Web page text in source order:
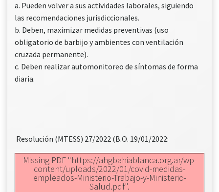
a. Pueden volver a sus actividades laborales, siguiendo
las recomendaciones jurisdiccionales.
b. Deben, maximizar medidas preventivas (uso
obligatorio de barbijo y ambientes con ventilación
cruzada permanente).
c. Deben realizar automonitoreo de síntomas de forma
diaria.
Resolución (MTESS) 27/2022 (B.O. 19/01/2022:
Missing PDF "https://ahgbahiablanca.org.ar/wp-
content/uploads/2022/01/covid-medidas-
empleados-Ministerio-Trabajo-y-Ministerio-
Salud.pdf".